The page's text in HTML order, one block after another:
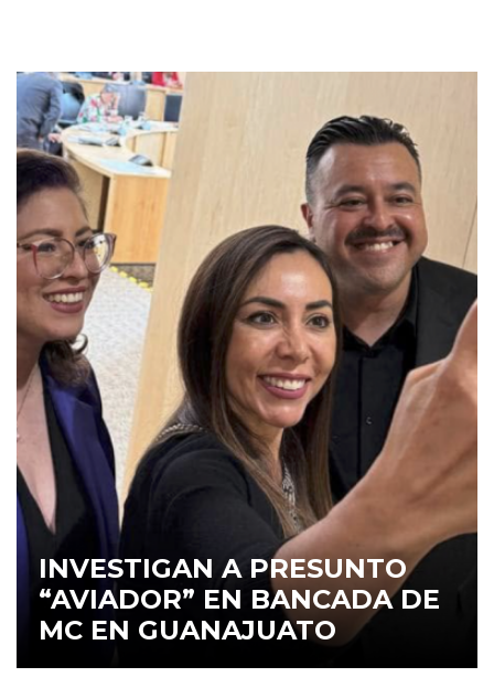
INVESTIGAN A PRESUNTO
“AVIADOR” EN BANCADA DE
MC EN GUANAJUATO